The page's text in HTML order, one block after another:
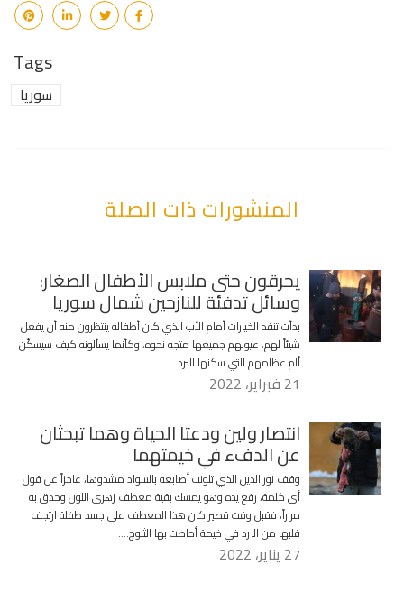
Tags
سوريا
المنشورات ذات الصلة
يحرقون حتى ملابس الأطفال الصغار:
وسائل تدفئة للنازحين شمال سوريا
بدأت تنفد الخيارات أمام الأب الذي كان أطفاله ينتظرون منه أن يفعل
شيئاً لهم، عيونهم جميعها متجه نحوه، وكأنما يسألونه كيف سيسكّن
ألم عظامهم التي سكنها البرد. …
21 فبراير، 2022
انتصار ولين ودعتا الحياة وهما تبحثان
عن الدفء في خيمتهما
وقف نور الدين الذي تلونت أصابعه بالسواد مشدوها، عاجزاً عن قول
أي كلمة، رفع يده وهو يمسك بقية معطف زهري اللون وحدق به
مراراً، فقبل وقت قصير كان هذا المعطف على جسد طفلة ارتجف
قلبها من البرد في خيمة أحاطت بها الثلوج….
27 يناير، 2022